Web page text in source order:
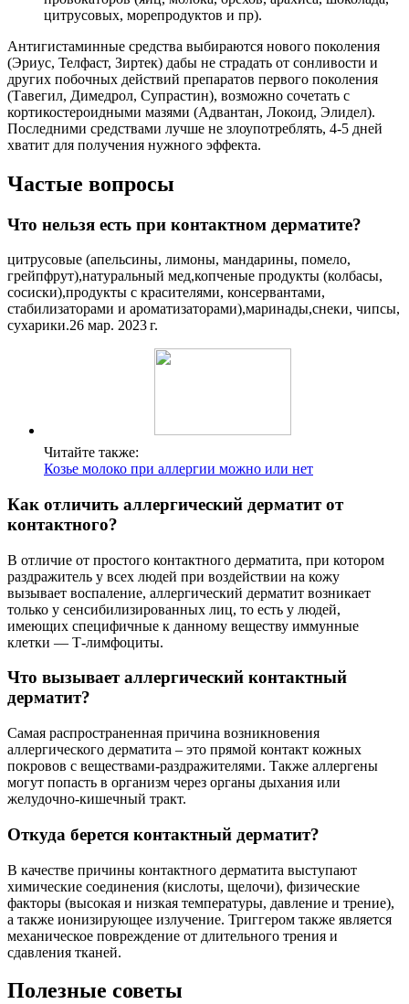
цитрусовых, морепродуктов и пр).
Антигистаминные средства выбираются нового поколения
(Эриус, Телфаст, Зиртек) дабы не страдать от сонливости и
других побочных действий препаратов первого поколения
(Тавегил, Димедрол, Супрастин), возможно сочетать с
кортикостероидными мазями (Адвантан, Локоид, Элидел).
Последними средствами лучше не злоупотреблять, 4-5 дней
хватит для получения нужного эффекта.
Частые вопросы
Что нельзя есть при контактном дерматите?
цитрусовые (апельсины, лимоны, мандарины, помело,
грейпфрут),натуральный мед,копченые продукты (колбасы,
сосиски),продукты с красителями, консервантами,
стабилизаторами и ароматизаторами),маринады,снеки, чипсы,
сухарики.26 мар. 2023 г.
Читайте также:
Козье молоко при аллергии можно или нет
Как отличить аллергический дерматит от
контактного?
В отличие от простого контактного дерматита, при котором
раздражитель у всех людей при воздействии на кожу
вызывает воспаление, аллергический дерматит возникает
только у сенсибилизированных лиц, то есть у людей,
имеющих специфичные к данному веществу иммунные
клетки — Т-лимфоциты.
Что вызывает аллергический контактный
дерматит?
Самая распространенная причина возникновения
аллергического дерматита – это прямой контакт кожных
покровов с веществами-раздражителями. Также аллергены
могут попасть в организм через органы дыхания или
желудочно-кишечный тракт.
Откуда берется контактный дерматит?
В качестве причины контактного дерматита выступают
химические соединения (кислоты, щелочи), физические
факторы (высокая и низкая температуры, давление и трение),
а также ионизирующее излучение. Триггером также является
механическое повреждение от длительного трения и
сдавления тканей.
Полезные советы